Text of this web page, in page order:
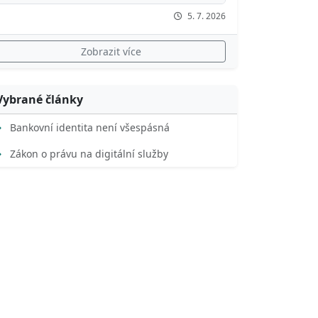
5. 7. 2026
Zobrazit více
články
Bankovní identita není všespásná
Zákon o právu na digitální služby